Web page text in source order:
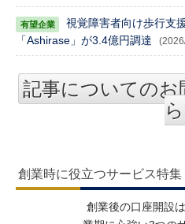
視覚障害者向け歩行支
「Ashirase」が3.4億円調達
記事についてのお
ら
創業時に役立つサービス特集
創業後の口座開設